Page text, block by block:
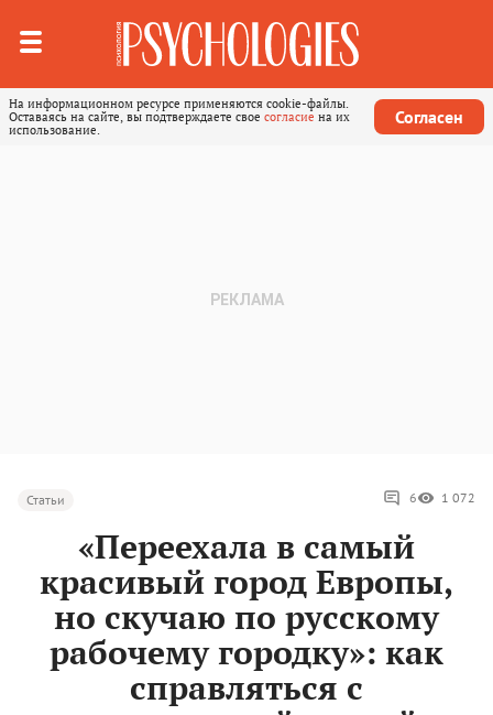
На информационном ресурсе применяются cookie-файлы.
Оставаясь на сайте, вы подтверждаете свое согласие на их
использование.
Согласен
Статьи 6 1 072
«Переехала в самый
красивый город Европы,
но скучаю по русскому
рабочему городку»: как
справляться с